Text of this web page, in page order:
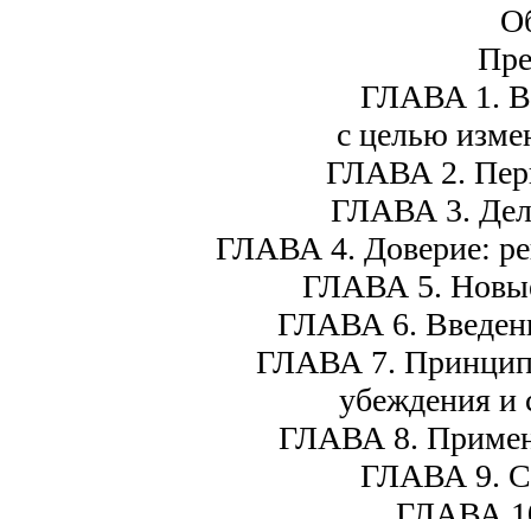
ГЛАВА 1.
с целью
ГЛАВА 2.
ГЛАВА 3.
ГЛАВА 4. Доверие:
ГЛАВА 5.
ГЛАВА 6.
ГЛАВА 7.
убеждения и
ГЛАВА 8.
ГЛАВА 9.